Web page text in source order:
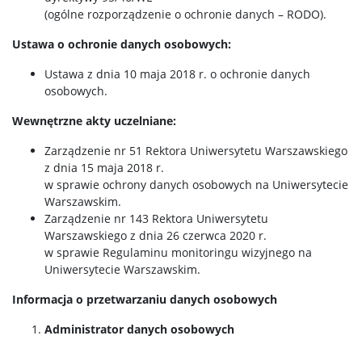
(ogólne rozporządzenie o ochronie danych – RODO).
Ustawa o ochronie danych osobowych:
Ustawa z dnia 10 maja 2018 r. o ochronie danych
osobowych.
Wewnętrzne akty uczelniane:
Zarządzenie nr 51 Rektora Uniwersytetu Warszawskiego
z dnia 15 maja 2018 r.
w sprawie ochrony danych osobowych na Uniwersytecie
Warszawskim.
Zarządzenie nr 143 Rektora Uniwersytetu
Warszawskiego z dnia 26 czerwca 2020 r.
w sprawie Regulaminu monitoringu wizyjnego na
Uniwersytecie Warszawskim.
Informacja o przetwarzaniu danych osobowych
Administrator danych osobowych